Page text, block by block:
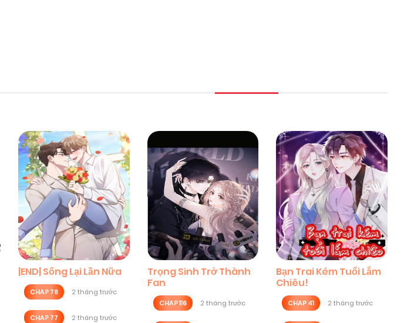
|END| Sống Lại Lần Nữa
CHAP 78 2 tháng trước
CHAP 77 2 tháng trước
Trọng Sinh Trở Thành
Fan
CHAP 116 2 tháng trước
Bạn Trai Kém Tuổi Lắm
Chiêu!
CHAP 41 2 tháng trước